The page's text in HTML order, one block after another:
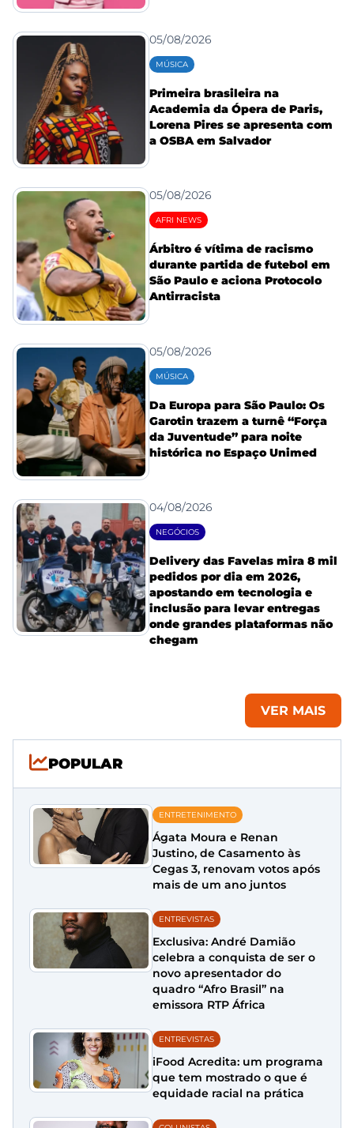
05/08/2026
MÚSICA
Primeira brasileira na
Academia da Ópera de Paris,
Lorena Pires se apresenta com
a OSBA em Salvador
05/08/2026
AFRI NEWS
Árbitro é vítima de racismo
durante partida de futebol em
São Paulo e aciona Protocolo
Antirracista
05/08/2026
MÚSICA
Da Europa para São Paulo: Os
Garotin trazem a turnê “Força
da Juventude” para noite
histórica no Espaço Unimed
04/08/2026
NEGÓCIOS
Delivery das Favelas mira 8 mil
pedidos por dia em 2026,
apostando em tecnologia e
inclusão para levar entregas
onde grandes plataformas não
chegam
VER MAIS
POPULAR
ENTRETENIMENTO
Ágata Moura e Renan
Justino, de Casamento às
Cegas 3, renovam votos após
mais de um ano juntos
ENTREVISTAS
Exclusiva: André Damião
celebra a conquista de ser o
novo apresentador do
quadro “Afro Brasil” na
emissora RTP África
ENTREVISTAS
iFood Acredita: um programa
que tem mostrado o que é
equidade racial na prática